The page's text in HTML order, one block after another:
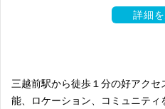
詳細
三越前駅から徒歩１分の好アク
能、ロケーション、コミュニテ